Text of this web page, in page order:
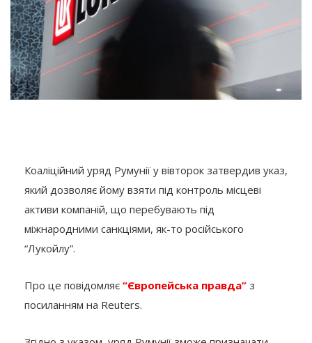
Коаліційний уряд Румунії у вівторок затвердив указ,
який дозволяє йому взяти під контроль місцеві
активи компаній, що перебувають під
міжнародними санкціями, як-то російського
“Лукойлу”.
Про це повідомляє “Європейська правда” з
посиланням на Reuters.